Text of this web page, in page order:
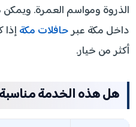
الذروة ومواسم العمرة. ويمكن
داخل مكة عبرحافلات مكة
أكثر من خيار.
هل هذه الخدمة